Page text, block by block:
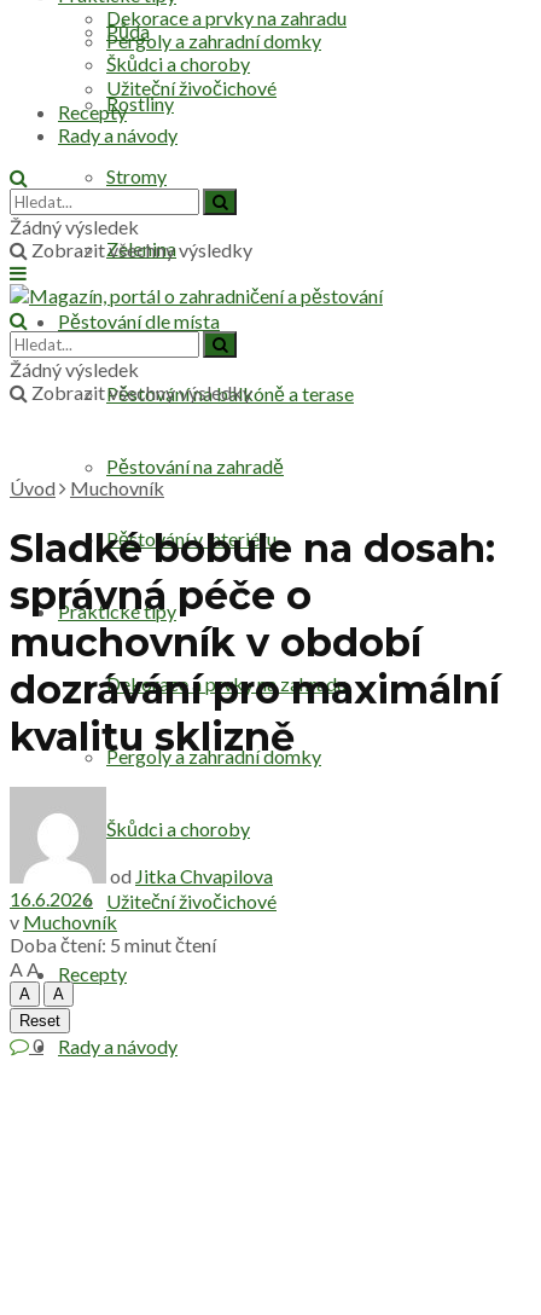
Půda
Rostliny
Stromy
Zelenina
Pěstování dle místa
Pěstování na balkóně a terase
Pěstování na zahradě
Pěstování v interiéru
Praktické tipy
Dekorace a prvky na zahradu
Pergoly a zahradní domky
Škůdci a choroby
Užiteční živočichové
Recepty
Rady a návody
Dekorace a prvky na zahradu
Pergoly a zahradní domky
Škůdci a choroby
Užiteční živočichové
Recepty
Rady a návody
Žádný výsledek
Zobrazit všechny výsledky
Žádný výsledek
Zobrazit všechny výsledky
Úvod Muchovník
Sladké bobule na dosah:
správná péče o
muchovník v období
dozrávání pro maximální
kvalitu sklizně
od Jitka Chvapilova
16.6.2026
v Muchovník
Doba čtení: 5 minut čtení
AA
A
A
Reset
0